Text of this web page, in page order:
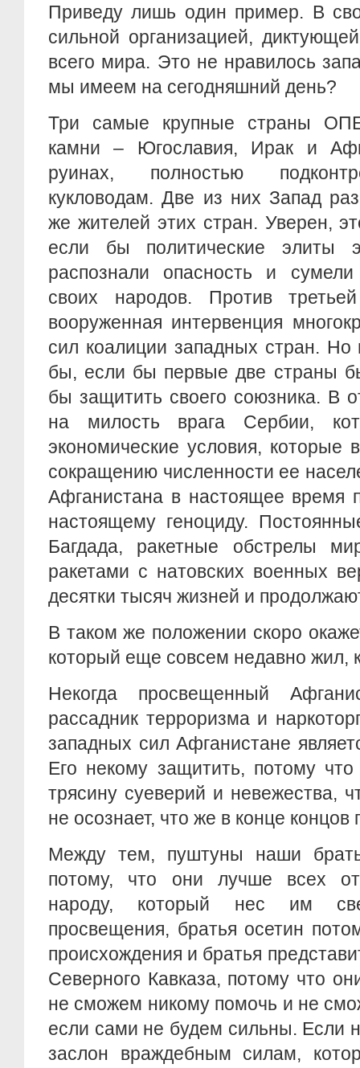
Приведу лишь один пример. В
сильной организацией,
всего мира. Это не нравилось
мы имеем на сегодняшний день?
Три самые крупные страны
камни – Югославия, Ирак и
руинах, полностью
кукловодам. Две из них Запад
же жителей этих стран. Уверен,
если бы политические элиты
распознали опасность и
своих народов. Против
вооруженная интервенция
сил коалиции западных стран. Но
бы, если бы первые две страны
бы защитить своего союзника. В
на милость врага Сербии,
экономические условия, которые
сокращению численности ее
Афганистана в настоящее время
настоящему геноциду.
Багдада, ракетные обстрелы
ракетами с натовских военных
десятки тысяч жизней и
В таком же положении скоро
который еще совсем недавно жил,
Некогда просвещенный
рассадник терроризма и
западных сил Афганистане
Его некому защитить, потому
трясину суеверий и невежества,
не осознает, что же в конце концов
Между тем, пуштуны наши
потому, что они лучше всех
народу, который нес им
просвещения, братья осетин
происхождения и братья
Северного Кавказа, потому что
не сможем никому помочь и не
если сами не будем сильны. Если
заслон враждебным силам,